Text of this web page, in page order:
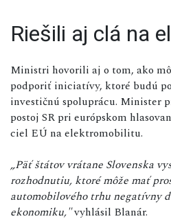
Riešili aj clá na
Ministri hovorili aj o tom, ako
podporiť iniciatívy, ktoré budú
investičnú spoluprácu. Minister
postoj SR pri európskom
ciel EÚ na elektromobilitu.
„Päť štátov vrátane Slovenska
rozhodnutiu, ktoré môže mať
automobilového trhu negatívny
ekonomiku,"vyhlásil Blanár.